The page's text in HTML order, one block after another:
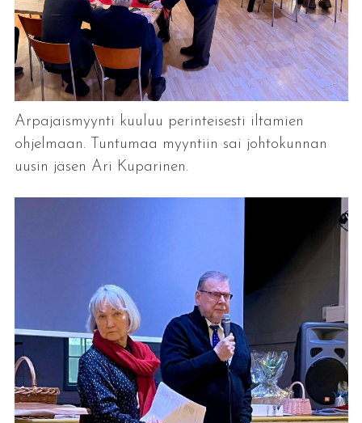
Arpajaismyynti kuuluu perinteisesti iltamien
ohjelmaan. Tuntumaa myyntiin sai johtokunnan
uusin jäsen Ari Kuparinen.